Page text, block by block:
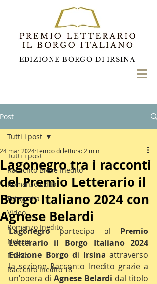
EDIZIONE BORGO DI IRSINA
Post
Tutti i post
Racconto Breve Inedito
Romanzo Edito
Fotografia
Video
Romanzo Inedito
Notizie
Poesia
Racconto Inedito 18
Tutti i post
Lagonegro tra i racconti
del Premio Letterario il
Borgo Italiano 2024 con
Agnese Belardi
24 mar 2024Tempo di lettura: 2 min
Lagonegro partecipa al Premio
Letterario il Borgo Italiano 2024
Edizione Borgo di Irsina attraverso
la sezione Racconto Inedito grazie a
un'opera di Agnese Belardi dal titolo